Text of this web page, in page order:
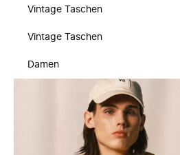
Vintage Taschen
Vintage Taschen
Damen